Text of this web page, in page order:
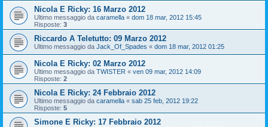
Nicola E Ricky: 16 Marzo 2012
Ultimo messaggio da caramella « dom 18 mar, 2012 15:45
Risposte: 3
Riccardo A Teletutto: 09 Marzo 2012
Ultimo messaggio da Jack_Of_Spades « dom 18 mar, 2012 01:25
Nicola E Ricky: 02 Marzo 2012
Ultimo messaggio da TWISTER « ven 09 mar, 2012 14:09
Risposte: 2
Nicola E Ricky: 24 Febbraio 2012
Ultimo messaggio da caramella « sab 25 feb, 2012 19:22
Risposte: 5
Simone E Ricky: 17 Febbraio 2012